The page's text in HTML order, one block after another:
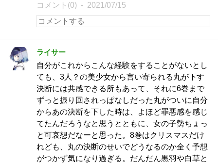
コメント(0) 2021/07/15
ライサー
自分がこれからこんな経験をすることがないとし
ても、3人？の美少女から言い寄られる丸が下す
決断には共感できる所もあって、それに6巻まで
ずっと振り回されっぱなしだった丸がついに自分
からあの決断を下した時は、よほど罪悪感を感じ
てたんだろうなと思うとともに、女の子勢ちょっ
と可哀想だなーと思った。8巻はクリスマスだけ
れども、丸の決断のせいでどうなるのか全く予想
がつかず気になり過ぎる。だんだん黒羽や白草と